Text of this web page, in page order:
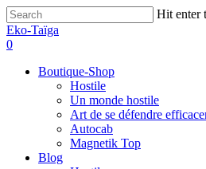
Hit enter
Eko-Taïga
0
Boutique-Shop
Hostile
Un monde hostile
Art de se défendre
Autocab
Magnetik Top
Blog